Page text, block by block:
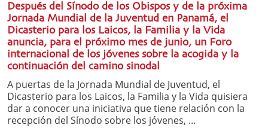
Después del Sínodo de los Obispos y de la próxima
Jornada Mundial de la Juventud en Panamá, el
Dicasterio para los Laicos, la Familia y la Vida
anuncia, para el próximo mes de junio, un Foro
internacional de los jóvenes sobre la acogida y la
continuación del camino sinodal
A puertas de la Jornada Mundial de Juventud, el
Dicasterio para los Laicos, la Familia y la Vida quisiera
dar a conocer una iniciativa que tiene relación con la
recepción del Sínodo sobre los jóvenes, ...